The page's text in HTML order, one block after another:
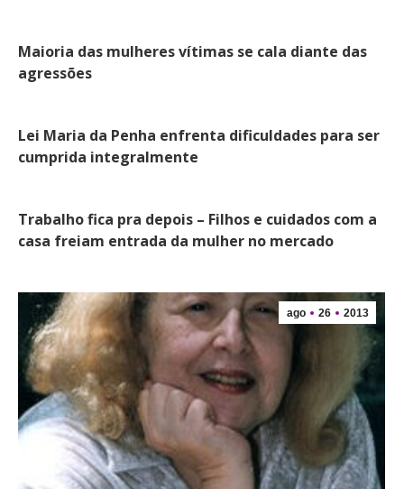
Maioria das mulheres vítimas se cala diante das
agressões
Lei Maria da Penha enfrenta dificuldades para ser
cumprida integralmente
Trabalho fica pra depois – Filhos e cuidados com a
casa freiam entrada da mulher no mercado
ago 26 2013